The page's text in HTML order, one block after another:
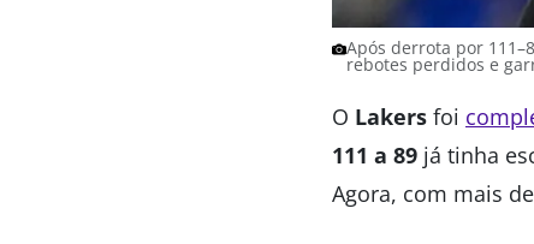
Após derrota por
rebotes perdidos e
O Lakers foi
111 a 89 já tinha
Agora, com mais